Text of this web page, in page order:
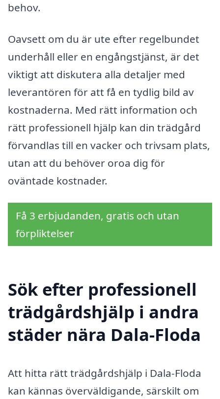
behov.
Oavsett om du är ute efter regelbundet
underhåll eller en engångstjänst, är det
viktigt att diskutera alla detaljer med
leverantören för att få en tydlig bild av
kostnaderna. Med rätt information och
rätt professionell hjälp kan din trädgård
förvandlas till en vacker och trivsam plats,
utan att du behöver oroa dig för
oväntade kostnader.
Få 3 erbjudanden, gratis och utan
förpliktelser
Sök efter professionell
trädgårdshjälp i andra
städer nära Dala-Floda
Att hitta rätt trädgårdshjälp i Dala-Floda
kan kännas överväldigande, särskilt om